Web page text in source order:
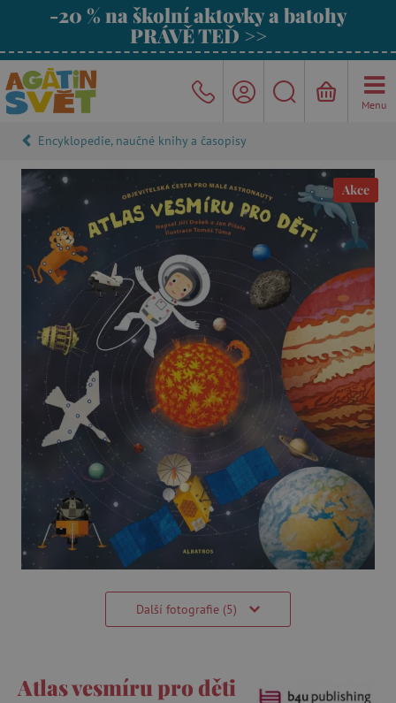
-20 % na školní aktovky a batohy
PRÁVĚ TEĎ >>
Menu
Encyklopedie, naučné knihy a časopisy
Akce
Další fotografie (5)
Atlas vesmíru pro děti